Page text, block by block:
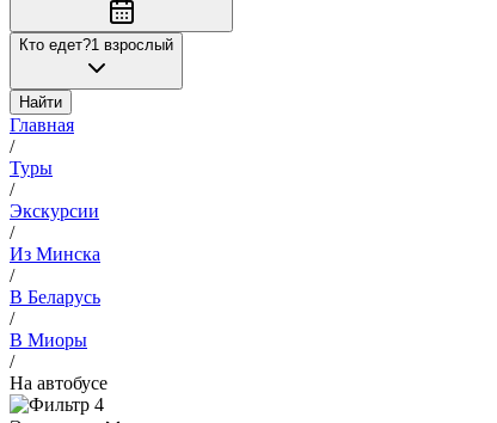
Кто едет?1 взрослый
Найти
Главная
/
Туры
/
Экскурсии
/
Из Минска
/
В Беларусь
/
В Миоры
/
На автобусе
4